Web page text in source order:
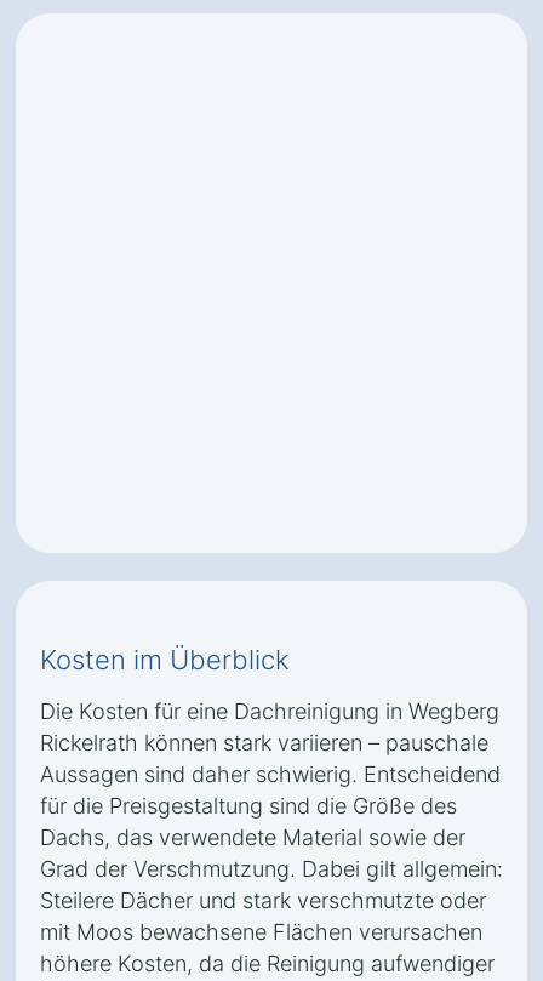
Kosten im Überblick
Die Kosten für eine Dachreinigung in Wegberg
Rickelrath können stark variieren – pauschale
Aussagen sind daher schwierig. Entscheidend
für die Preisgestaltung sind die Größe des
Dachs, das verwendete Material sowie der
Grad der Verschmutzung. Dabei gilt allgemein:
Steilere Dächer und stark verschmutzte oder
mit Moos bewachsene Flächen verursachen
höhere Kosten, da die Reinigung aufwendiger